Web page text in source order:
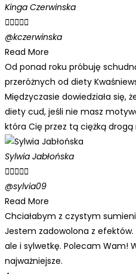
Kinga Czerwinska

@kczerwinska
Read More
Od ponad roku próbuję
przeróżnych od diety
Międzyczasie dowiedziała się,
diety cud, jeśli nie masz
która Cię przez tą ciężką drogą
Sylwia Jabłońska

@sylvia09
Read More
Chciałabym z czystym
Jestem zadowolona z efektów.
ale i sylwetkę. Polecam Wam!
najważniejsze.